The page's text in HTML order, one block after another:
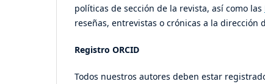
políticas de sección de la revista, así como las
reseñas, entrevistas o crónicas a la dirección
Registro ORCID
Todos nuestros autores deben estar